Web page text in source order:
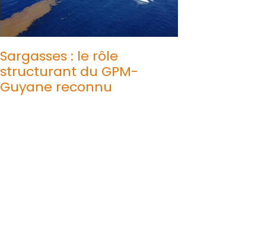
Sargasses : le rôle
structurant du GPM-
Guyane reconnu